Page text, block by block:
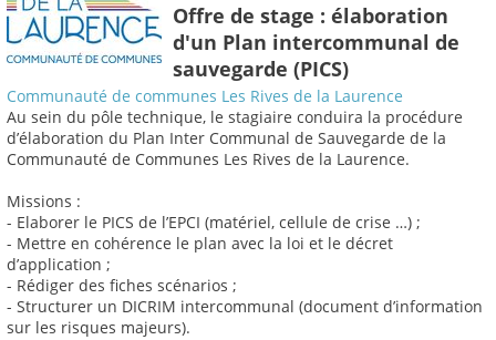
Offre de stage : élaboration
d'un Plan intercommunal de
sauvegarde (PICS)
Communauté de communes Les Rives de la Laurence
Au sein du pôle technique, le stagiaire conduira la procédure
d’élaboration du Plan Inter Communal de Sauvegarde de la
Communauté de Communes Les Rives de la Laurence.
Missions :
- Elaborer le PICS de l’EPCI (matériel, cellule de crise …) ;
- Mettre en cohérence le plan avec la loi et le décret
d’application ;
- Rédiger des fiches scénarios ;
- Structurer un DICRIM intercommunal (document d’information
sur les risques majeurs).